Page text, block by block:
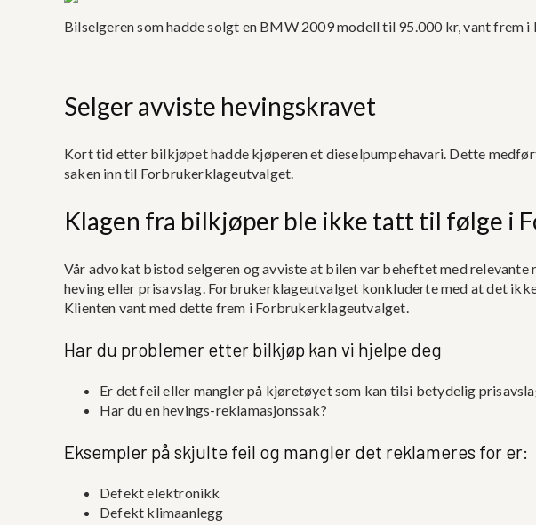
Bilselgeren som hadde solgt en BMW 2009 modell til 95.000 kr, vant
Selger avviste hevingskravet
Kort tid etter bilkjøpet hadde kjøperen et dieselpumpehavari. Dette
saken inn til Forbrukerklageutvalget.
Klagen fra bilkjøper ble ikke tatt til følge i
Vår advokat bistod selgeren og avviste at bilen var beheftet med
heving eller prisavslag. Forbrukerklageutvalget konkluderte med at det
Klienten vant med dette frem i Forbrukerklageutvalget.
Har du problemer etter bilkjøp kan vi hjelpe deg
Er det feil eller mangler på kjøretøyet som kan tilsi betydelig
Har du en hevings-reklamasjonssak?
Eksempler på skjulte feil og mangler det reklameres for er:
Defekt elektronikk
Defekt klimaanlegg